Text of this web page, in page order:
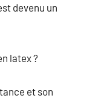
devenu un
latex ?
et son